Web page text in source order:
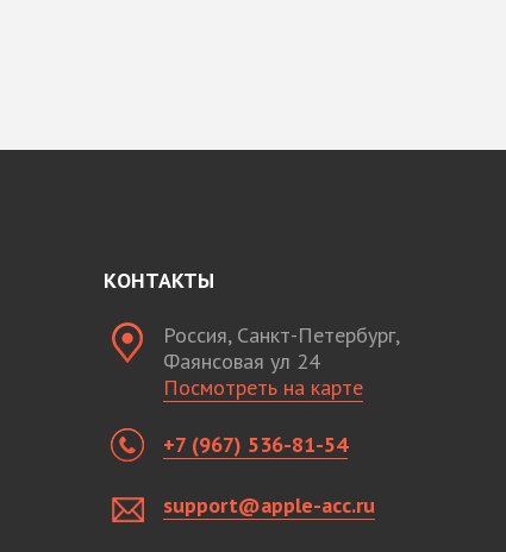
КОНТАКТЫ
Россия, Санкт-Петербург,
Фаянсовая ул 24
Посмотреть на карте
+7 (967) 536-81-54
support@apple-acc.ru